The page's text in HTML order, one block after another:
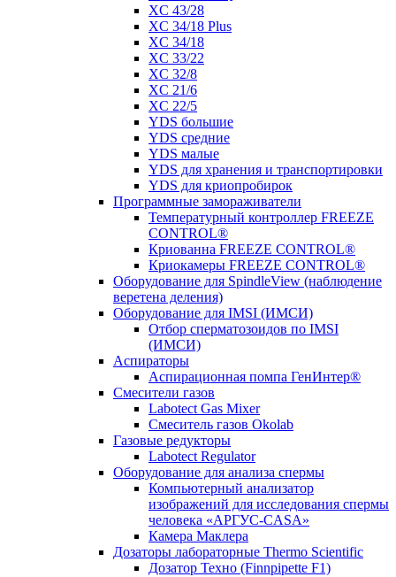
XC 43/28
XC 34/18 Plus
XC 34/18
XC 33/22
XC 32/8
XC 21/6
XC 22/5
YDS большие
YDS средние
YDS малые
YDS для хранения и транспортировки
YDS для криопробирок
Программные замораживатели
Температурный контроллер FREEZE
CONTROL®
Криованна FREEZE CONTROL®
Криокамеры FREEZE CONTROL®
Оборудование для SpindleView (наблюдение
веретена деления)
Оборудование для IMSI (ИМСИ)
Отбор сперматозоидов по IMSI
(ИМСИ)
Аспираторы
Аспирационная помпа ГенИнтер®
Смесители газов
Labotect Gas Mixer
Смеситель газов Okolab
Газовые редукторы
Labotect Regulator
Оборудование для анализа спермы
Компьютерный анализатор
изображений для исследования спермы
человека «АРГУС-CASA»
Камера Маклера
Дозаторы лабораторные Thermo Scientific
Дозатор Техно (Finnpipette F1)